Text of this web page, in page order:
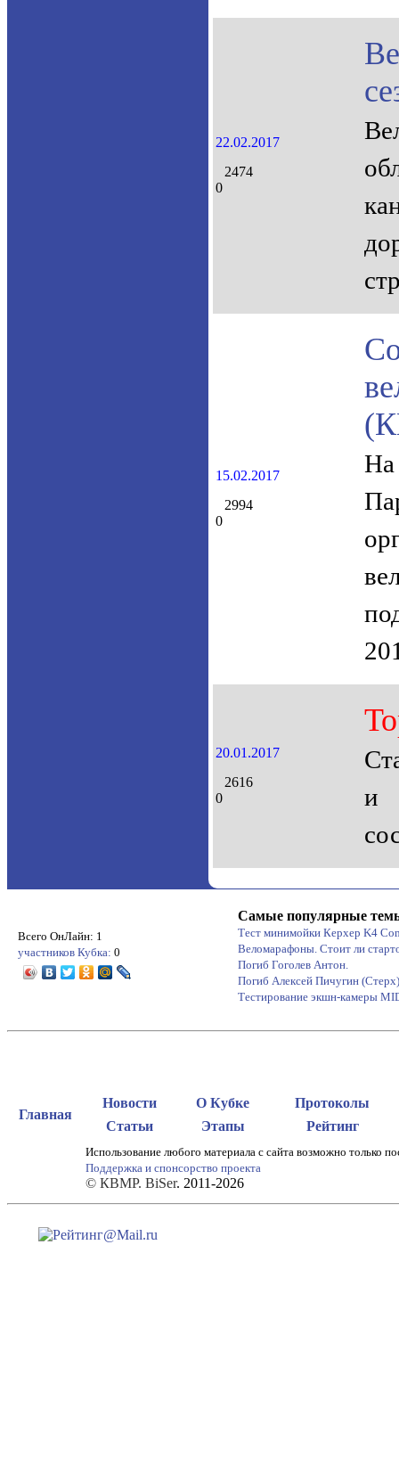
22.02.2017
2474
0
15.02.2017
2994
0
20.01.2017
2616
0
и
Всего ОнЛайн: 1
участников Кубка: 0
Самые популярные
Тест минимойки Керхер K4
Веломарафоны. Стоит ли
Погиб Гоголев Антон.
Погиб Алексей Пичугин (Стерх)
Тестирование экшн-камеры
Главная
Новости О Кубке
Протоколы
Статьи
Этапы Рейтинг
Использование любого материала с сайта возможно только
Поддержка и спонсорство проекта
© КВМР. BiSer. 2011-2026